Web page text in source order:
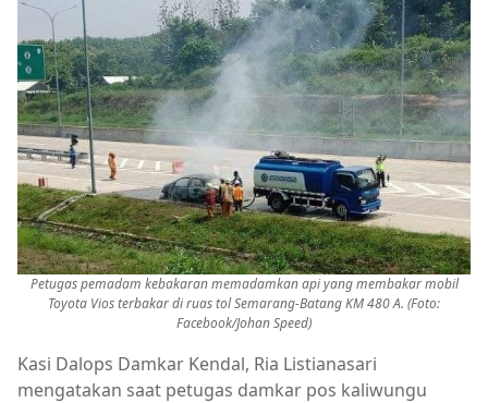
Petugas pemadam kebakaran memadamkan api yang membakar mobil
Toyota Vios terbakar di ruas tol Semarang-Batang KM 480 A. (Foto:
Facebook/Johan Speed)
Kasi Dalops Damkar Kendal, Ria Listianasari
mengatakan saat petugas damkar pos kaliwungu